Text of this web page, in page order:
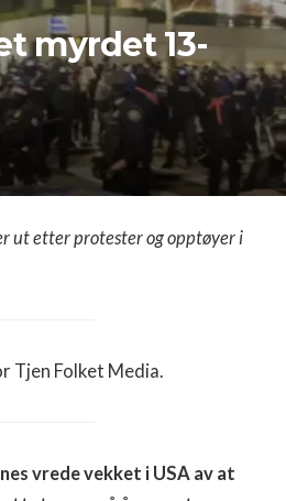
myrdet 13-
ut etter protester og opptøyer i
Tjen Folket Media.
vrede vekket i USA av at